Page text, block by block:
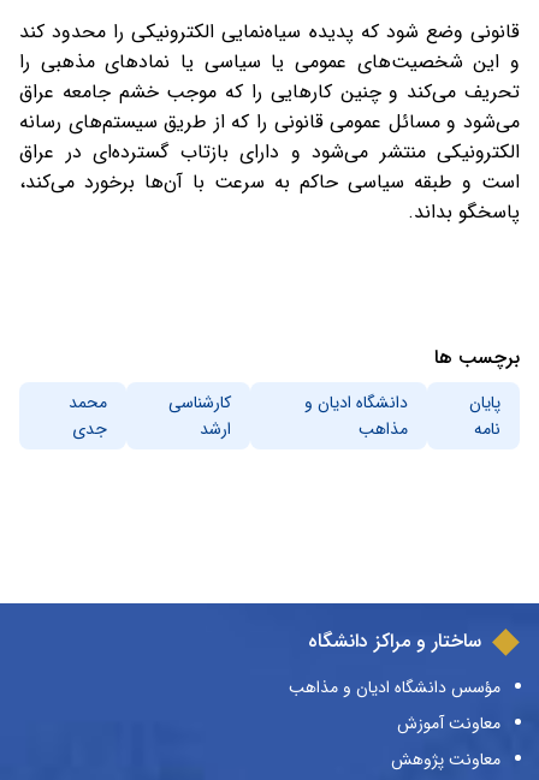
قانونی وضع شود که پدیده سیاه‌نمایی الکترونیکی را محدود کند
و این شخصیت‌های عمومی یا سیاسی یا نمادهای مذهبی را
تحریف می‌کند و چنین کارهایی را که موجب خشم جامعه عراق
می‌شود و مسائل عمومی قانونی را که از طریق سیستم‌های رسانه
الکترونیکی منتشر می‌شود و دارای بازتاب گسترده‌ای در عراق
است و طبقه سیاسی حاکم به سرعت با آن‌ها برخورد می‌کند،
پاسخگو بداند.
برچسب ها
پایان
نامه
دانشگاه ادیان و
مذاهب
کارشناسی
ارشد
محمد
جدی
ساختار و مراکز دانشگاه
مؤسس دانشگاه ادیان و مذاهب
معاونت آموزش
معاونت پژوهش